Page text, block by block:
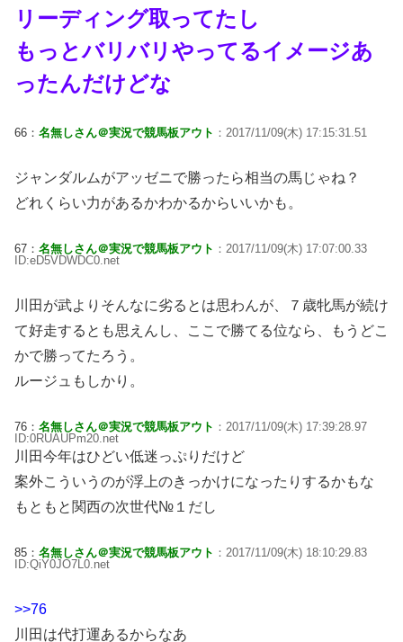
リーディング取ってたし
もっとバリバリやってるイメージあ
ったんだけどな
66： 名無しさん＠実況で競馬板アウト ：2017/11/09(木) 17:15:31.51
ジャンダルムがアッゼニで勝ったら相当の馬じゃね？
どれくらい力があるかわかるからいいかも。
67： 名無しさん＠実況で競馬板アウト ：2017/11/09(木) 17:07:00.33
ID:eD5VDWDC0.net
川田が武よりそんなに劣るとは思わんが、７歳牝馬が続け
て好走するとも思えんし、ここで勝てる位なら、もうどこ
かで勝ってたろう。
ルージュもしかり。
76： 名無しさん＠実況で競馬板アウト ：2017/11/09(木) 17:39:28.97
ID:0RUAUPm20.net
川田今年はひどい低迷っぷりだけど
案外こういうのが浮上のきっかけになったりするかもな
もともと関西の次世代№１だし
85： 名無しさん＠実況で競馬板アウト ：2017/11/09(木) 18:10:29.83
ID:QiY0JO7L0.net
>>76
川田は代打運あるからなあ